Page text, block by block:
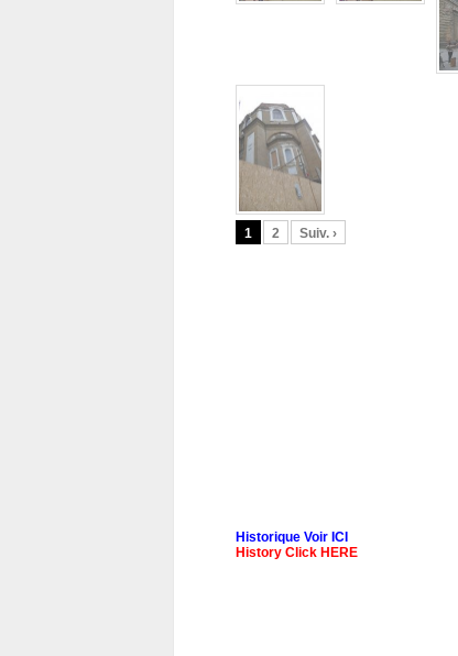
1 2 Suiv. ›
Historique Voir ICI
History Click HERE